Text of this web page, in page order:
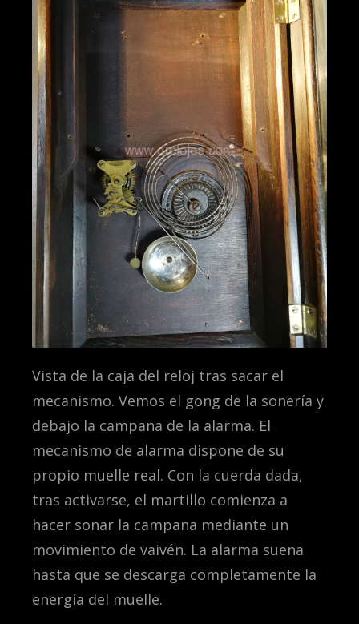
Vista de la caja del reloj tras sacar el
mecanismo. Vemos el gong de la sonería y
debajo la campana de la alarma. El
mecanismo de alarma dispone de su
propio muelle real. Con la cuerda dada,
tras activarse, el martillo comienza a
hacer sonar la campana mediante un
movimiento de vaivén. La alarma suena
hasta que se descarga completamente la
energía del muelle.